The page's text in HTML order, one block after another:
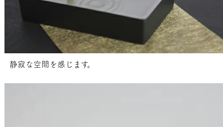
静寂な空間を感じます。